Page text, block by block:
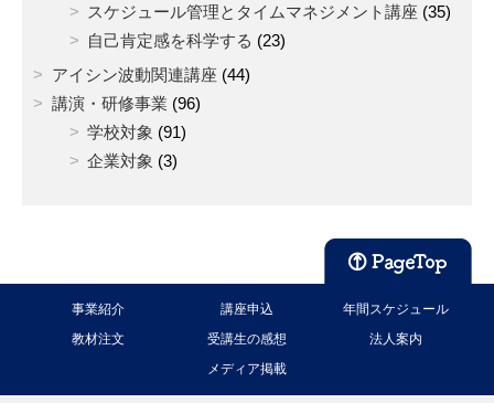
スケジュール管理とタイムマネジメント講座 (35)
自己肯定感を科学する (23)
アイシン波動関連講座 (44)
講演・研修事業 (96)
学校対象 (91)
企業対象 (3)
事業紹介 講座申込
年間スケジュール
教材注文
受講生の感想
法人案内
メディア掲載